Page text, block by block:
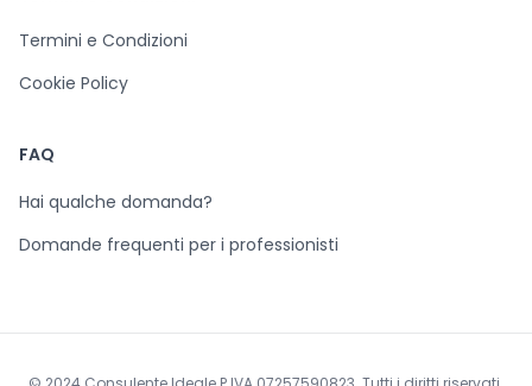
Termini e Condizioni
Cookie Policy
FAQ
Hai qualche domanda?
Domande frequenti per i professionisti